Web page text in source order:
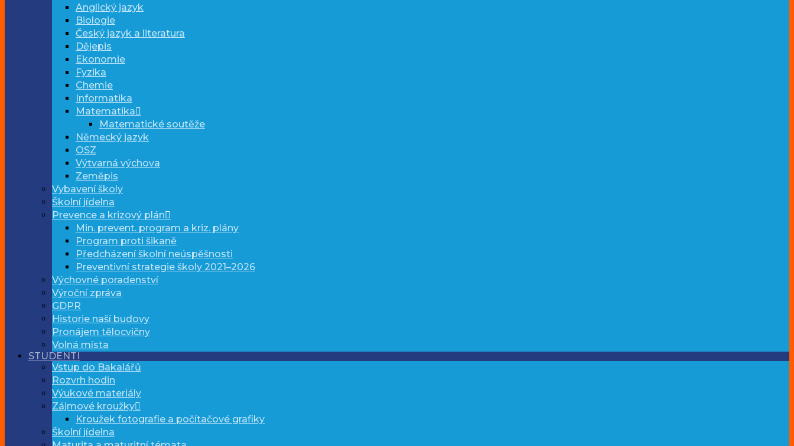
Anglický jazyk
Biologie
Český jazyk a literatura
Dějepis
Ekonomie
Fyzika
Chemie
Informatika
Matematika
Matematické soutěže
Německý jazyk
OSZ
Výtvarná výchova
Zeměpis
Vybavení školy
Školní jídelna
Prevence a krizový plán
Min. prevent. program a kriz. plány
Program proti šikaně
Předcházení školní neúspěšnosti
Preventivní strategie školy 2021–2026
Výchovné poradenství
Výroční zpráva
GDPR
Historie naší budovy
Pronájem tělocvičny
Volná místa
STUDENTI
Vstup do Bakalářů
Rozvrh hodin
Výukové materiály
Zájmové kroužky
Kroužek fotografie a počítačové grafiky
Školní jídelna